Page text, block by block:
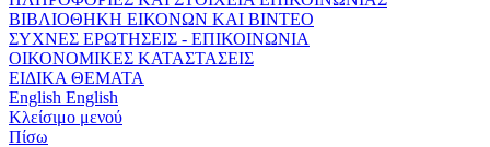
ΒΙΒΛΙΟΘΗΚΗ ΕΙΚΟΝΩΝ ΚΑΙ ΒΙΝΤΕΟ
ΣΥΧΝΕΣ ΕΡΩΤΗΣΕΙΣ - ΕΠΙΚΟΙΝΩΝΙΑ
ΟΙΚΟΝΟΜΙΚΕΣ ΚΑΤΑΣΤΑΣΕΙΣ
ΕΙΔΙΚΑ ΘΕΜΑΤΑ
English English
Κλείσιμο μενού
Πίσω